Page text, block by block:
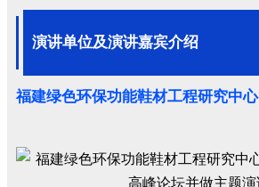
演讲单位及演讲嘉宾介绍
福建绿色环保功能鞋材工程研究中心